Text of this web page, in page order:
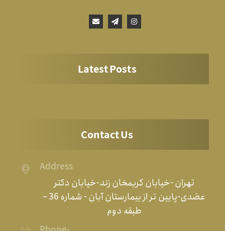
Latest Posts
Contact Us
Address
تهران -خیابان کریمخان زند-خیابان دکتر
عضدی-پایین تر از بیمارستان آبان - شماره 36 –
طبقه دوم